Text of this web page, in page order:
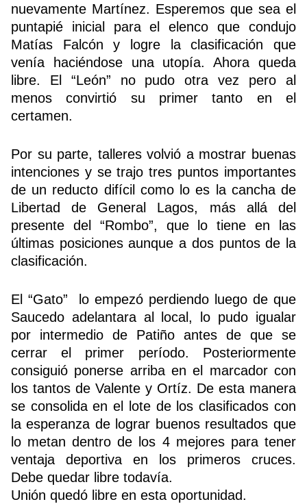
nuevamente Martínez. Esperemos que sea el
puntapié inicial para el elenco que condujo
Matías Falcón y logre la clasificación que
venía haciéndose una utopía. Ahora queda
libre. El “León” no pudo otra vez pero al
menos convirtió su primer tanto en el
certamen.
Por su parte, talleres volvió a mostrar buenas
intenciones y se trajo tres puntos importantes
de un reducto difícil como lo es la cancha de
Libertad de General Lagos, más allá del
presente del “Rombo”, que lo tiene en las
últimas posiciones aunque a dos puntos de la
clasificación.
El “Gato” lo empezó perdiendo luego de que
Saucedo adelantara al local, lo pudo igualar
por intermedio de Patiño antes de que se
cerrar el primer período. Posteriormente
consiguió ponerse arriba en el marcador con
los tantos de Valente y Ortíz. De esta manera
se consolida en el lote de los clasificados con
la esperanza de lograr buenos resultados que
lo metan dentro de los 4 mejores para tener
ventaja deportiva en los primeros cruces.
Debe quedar libre todavía.
Unión quedó libre en esta oportunidad.